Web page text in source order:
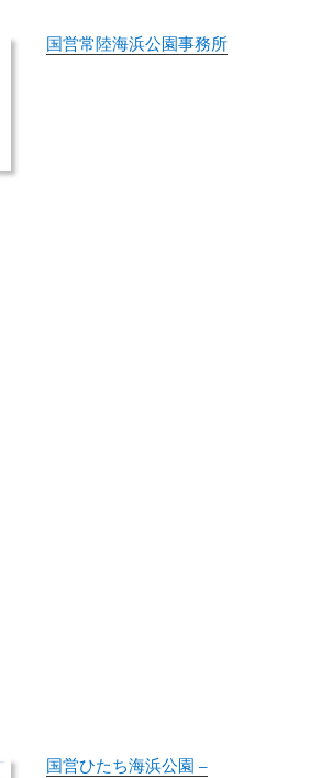
国営常陸海浜公園事務所
国営ひたち海浜公園 –